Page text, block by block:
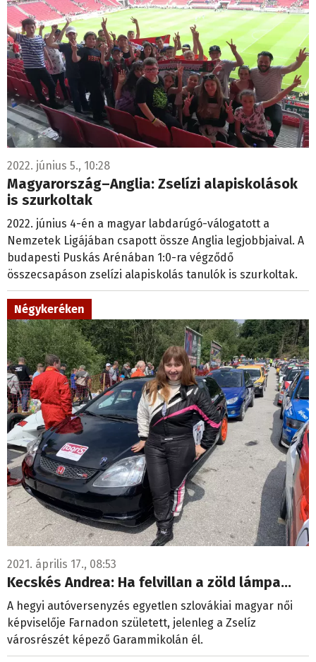
2022. június 5., 10:28
Magyarország–Anglia: Zselízi alapiskolások
is szurkoltak
2022. június 4-én a magyar labdarúgó-válogatott a
Nemzetek Ligájában csapott össze Anglia legjobbjaival. A
budapesti Puskás Arénában 1:0-ra végződő
összecsapáson zselízi alapiskolás tanulók is szurkoltak.
Négykeréken
2021. április 17., 08:53
Kecskés Andrea: Ha felvillan a zöld lámpa…
A hegyi autóversenyzés egyetlen szlovákiai magyar női
képviselője Farnadon született, jelenleg a Zselíz
városrészét képező Garammikolán él.